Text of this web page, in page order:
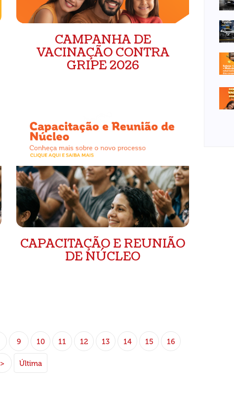
CAMPANHA DE
VACINAÇÃO CONTRA
GRIPE 2026
CAPACITAÇÃO E REUNIÃO
DE NÚCLEO
9 10 11 12 13 14 15 16
> Última